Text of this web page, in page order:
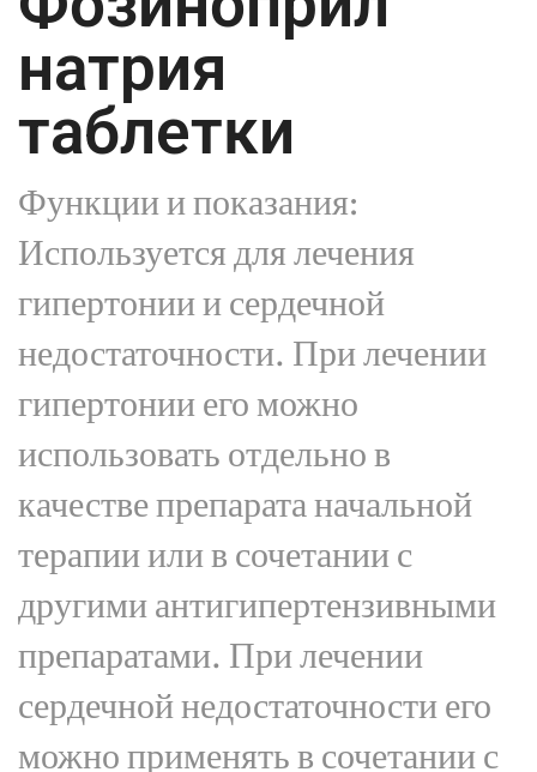
натрия
таблетки
Функции и показания:
Используется для лечения
гипертонии и сердечной
недостаточности. При лечении
гипертонии его можно
использовать отдельно в
качестве препарата начальной
терапии или в сочетании с
другими антигипертензивными
препаратами. При лечении
сердечной недостаточности его
можно применять в сочетании с